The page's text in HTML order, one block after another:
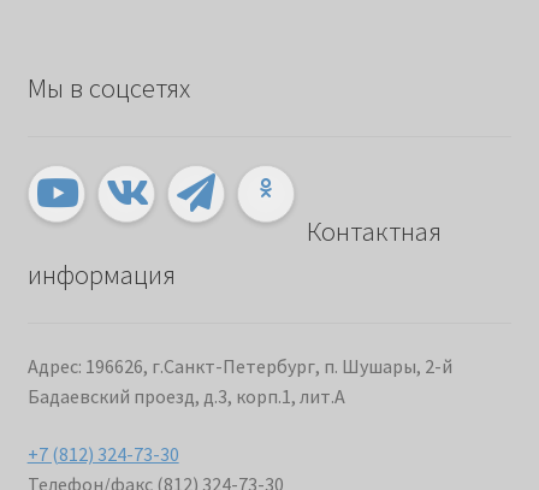
Мы в соцсетях
Контактная
информация
Адрес: 196626, г.Санкт-Петербург, п. Шушары, 2-й
Бадаевский проезд, д.3, корп.1, лит.А
+7 (812) 324-73-30
Телефон/факс (812) 324-73-30